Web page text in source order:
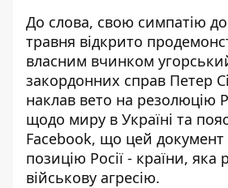
До слова, свою симпатію до
травня відкрито
власним вчинком
закордонних справ Петер
наклав вето на резолюцію
щодо миру в Україні та
Facebook, що цей документ
позицію Росії - країни, яка
військову агресію.